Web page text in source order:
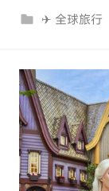
✈ 全球旅行